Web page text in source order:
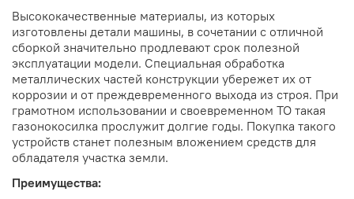
Высококачественные материалы, из которых
изготовлены детали машины, в сочетании с отличной
сборкой значительно продлевают срок полезной
эксплуатации модели. Специальная обработка
металлических частей конструкции убережет их от
коррозии и от преждевременного выхода из строя. При
грамотном использовании и своевременном ТО такая
газонокосилка прослужит долгие годы. Покупка такого
устройств станет полезным вложением средств для
обладателя участка земли.
Преимущества: